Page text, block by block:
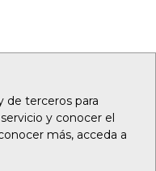
de terceros para
y conocer el
más, acceda a